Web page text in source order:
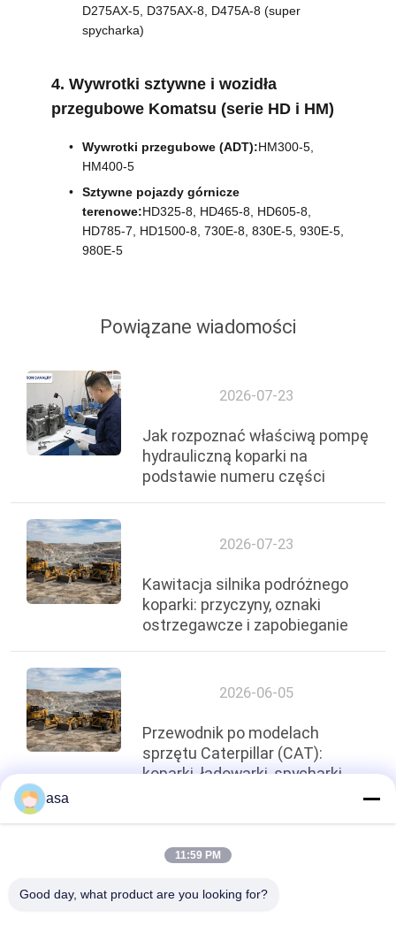
D275AX-5, D375AX-8, D475A-8 (super
spycharka)
4. Wywrotki sztywne i wozidła
przegubowe Komatsu (serie HD i HM)
Wywrotki przegubowe (ADT):HM300-5,
HM400-5
Sztywne pojazdy górnicze
terenowe:HD325-8, HD465-8, HD605-8,
HD785-7, HD1500-8, 730E-8, 830E-5, 930E-5,
980E-5
Powiązane wiadomości
2026-07-23
Jak rozpoznać właściwą pompę
hydrauliczną koparki na
podstawie numeru części
2026-07-23
Kawitacja silnika podróżnego
koparki: przyczyny, oznaki
ostrzegawcze i zapobieganie
2026-06-05
Przewodnik po modelach
sprzętu Caterpillar (CAT):
koparki, ładowarki, spycharki
Szczyt
asa
11:59 PM
Good day, what product are you looking for?